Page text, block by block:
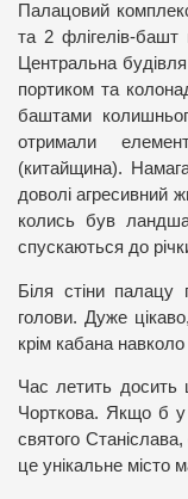
Палацовий
та 2 флігелів-
Центральна
портиком та
баштами
отримали
(китайщина).
доволі агресивний
колись був
спускаються до
Біля стіни палацу
голови. Дуже
крім кабана
Час летить досить
Чорткова. Якщо б у
святого
це унікальне місто